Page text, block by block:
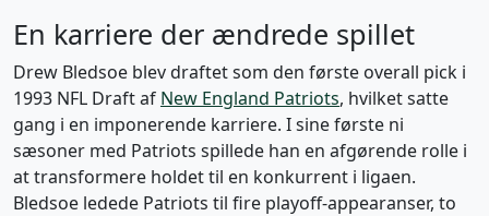
En karriere der ændrede spillet
Drew Bledsoe blev draftet som den første overall pick i
1993 NFL Draft af New England Patriots, hvilket satte
gang i en imponerende karriere. I sine første ni
sæsoner med Patriots spillede han en afgørende rolle i
at transformere holdet til en konkurrent i ligaen.
Bledsoe ledede Patriots til fire playoff-appearanser, to